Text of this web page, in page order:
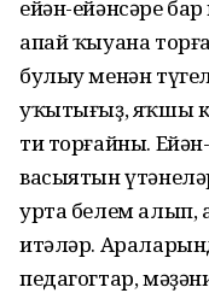
ейән-ейәнсәре
апай ҡыуана
булыу менән
уҡытығыҙ, яҡшы
ти торғайны.
васыятын
урта белем алып,
итәләр.
педагогтар,